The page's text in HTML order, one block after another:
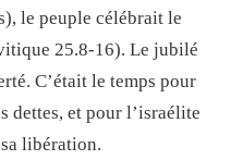
le peuple célébrait le
25.8-16). Le jubilé
C’était le temps pour
dettes, et pour l’israélite
libération.